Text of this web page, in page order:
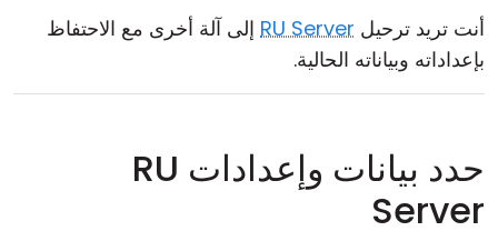
أنت تريد ترحيل RU Server إلى آلة أخرى مع الاحتفاظ
بإعداداته وبياناته الحالية.
حدد بيانات وإعدادات RU
Server